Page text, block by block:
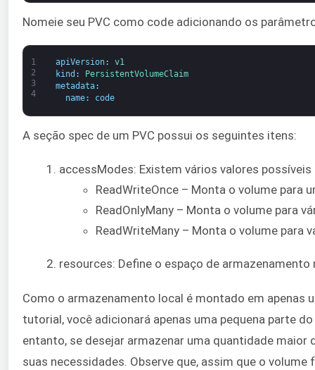
Nomeie seu PVC como code adicionando os
1
2
3
4
apiVersion:
v1
kind :
PersistentVolumeClaim
metadata:
name: code
A seção spec de um PVC possui os seguintes itens:
accessModes: Existem vários valores
ReadWriteOnce – Monta o volume para
ReadOnlyMany – Monta o volume para
ReadWriteMany – Monta o volume para
resources: Define o espaço de armazenamento
Como o armazenamento local é montado em apenas
tutorial, você adicionará apenas uma pequena parte
entanto, se desejar armazenar uma quantidade
suas necessidades. Observe que, assim que o